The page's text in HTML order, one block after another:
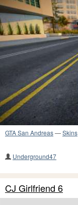
GTA San Andreas—Skins
Underground47
CJ Girlfriend 6